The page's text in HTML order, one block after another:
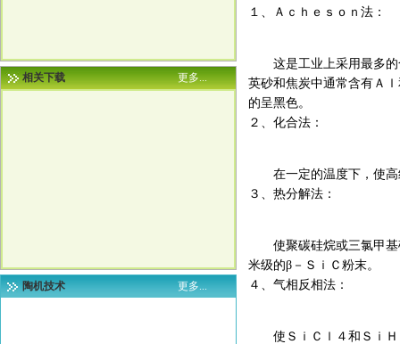
相关下载 更多...
陶机技术 更多...
１、Ａｃｈｅｓｏｎ法：
这是工业上采用最多的
英砂和焦炭中通常含有Ａ
的呈黑色。
２、化合法：
在一定的温度下，使高
３、热分解法：
使聚碳硅烷或三氯甲基
米级的β－ＳｉＣ粉末。
４、气相反相法：
使ＳｉＣｌ４和ＳｉＨ